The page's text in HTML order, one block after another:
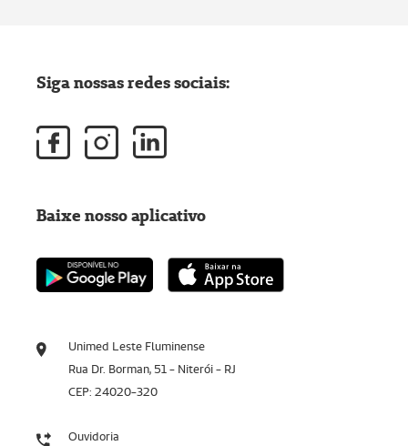
Unimed Leste Fluminense
Rua Dr. Borman, 51 - Niterói - RJ
CEP: 24020-320
Ouvidoria
Siga nossas redes sociais:
Baixe nosso aplicativo